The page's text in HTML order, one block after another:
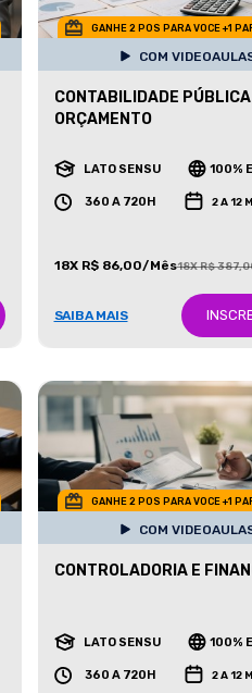
GANHE 2 POS PARA VOCE +1
COM
CONTABILIDADE PÚBLICA
ORÇAMENTO
LATO SENSU 100%
360 A 720H 2 A 12
18X R$ 86,00/Mês18X R$
SAIBA MAIS
GANHE 2 POS PARA VOCE +1
COM
CONTROLADORIA E
LATO SENSU 100%
360 A 720H 2 A 12